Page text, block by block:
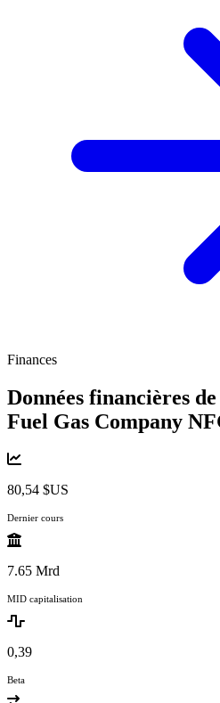
Finances
Données financières
Fuel Gas Company
80,54 $US
Dernier cours
7.65 Mrd
MID capitalisation
0,39
Beta